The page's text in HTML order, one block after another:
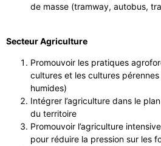
de masse (tramway, autobus,
Secteur Agriculture
Promouvoir les pratiques
cultures et les cultures
humides)
Intégrer l’agriculture dans le
du territoire
Promouvoir l’agriculture
pour réduire la pression sur les